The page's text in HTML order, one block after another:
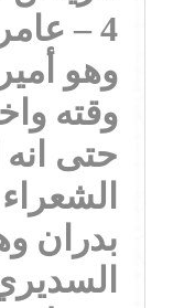
4 –
وهو
وقته
حتى
بدران